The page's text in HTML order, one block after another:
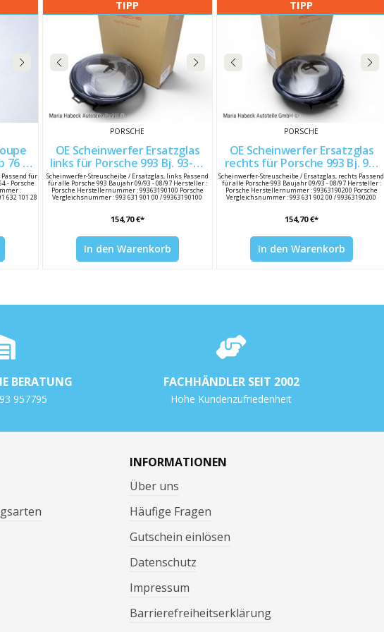
für
- Porsche
:
632 101 28
TIPP
PORSCHE
OE Scheinwerfer Ersatzglas
links für Porsche 993 Bj. 93-97
99363190100
Scheinwerfer-Streuscheibe / Ersatzglas, links Passend
für alle Porsche 993 Baujahr 09/93 - 08/97 Hersteller :
Porsche Herstellernummer : 99363190100 Porsche
Vergleichsnummer : 993 631 901 00 / 99363190100
154,70 €*
In den Warenkorb
TIPP
PORSCHE
OE Scheinwerfer Ersatzglas
rechts für Porsche 993 Bj. 93-
97 99363190200
Scheinwerfer-Streuscheibe / Ersatzglas, rechts Passend
für alle Porsche 993 Baujahr 09/93 - 08/97 Hersteller :
Porsche Herstellernummer : 99363190200 Porsche
Vergleichsnummer : 993 631 902 00 / 99363190200
154,70 €*
In den Warenkorb
BERATUNG
957795
FACHHÄNDLER SEIT 2002
Hohe Kundenzufriedenheit
INFORMATIONEN
Über uns
Häufige Fragen
Gutschein einlösen
Datenschutz
Impressum
Barrierefreiheitserklärung